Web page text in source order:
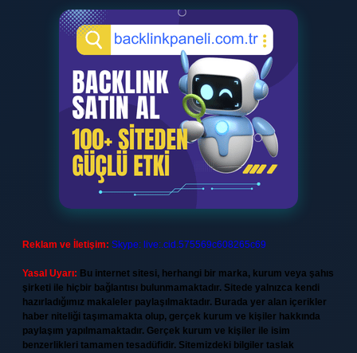
Reklam ve İletişim: Skype: live:.cid.575569c608265c69
Yasal Uyarı: Bu internet sitesi, herhangi bir marka, kurum veya şahıs
şirketi ile hiçbir bağlantısı bulunmamaktadır. Sitede yalnızca kendi
hazırladığımız makaleler paylaşılmaktadır. Burada yer alan içerikler
haber niteliği taşımamakta olup, gerçek kurum ve kişiler hakkında
paylaşım yapılmamaktadır. Gerçek kurum ve kişiler ile isim
benzerlikleri tamamen tesadüfidir. Sitemizdeki bilgiler taslak